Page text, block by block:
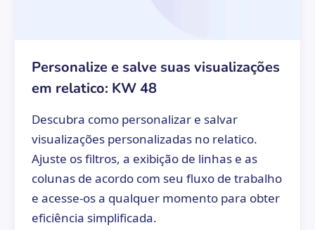
Personalize e salve suas visualizações
em relatico: KW 48
Descubra como personalizar e salvar
visualizações personalizadas no relatico.
Ajuste os filtros, a exibição de linhas e as
colunas de acordo com seu fluxo de trabalho
e acesse-os a qualquer momento para obter
eficiência simplificada.